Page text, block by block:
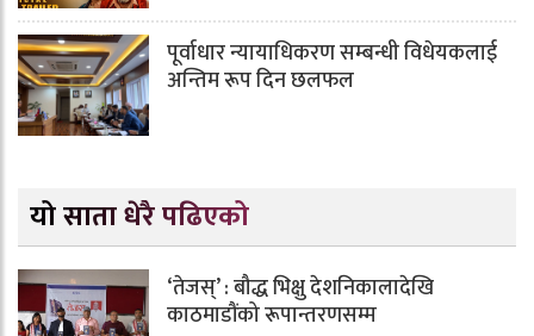
पूर्वाधार न्यायाधिकरण सम्बन्धी विधेयकलाई
अन्तिम रूप दिन छलफल
यो साता धेरै पढिएको
‘तेजस्’ : बौद्ध भिक्षु देशनिकालादेखि
काठमाडौंको रूपान्तरणसम्म